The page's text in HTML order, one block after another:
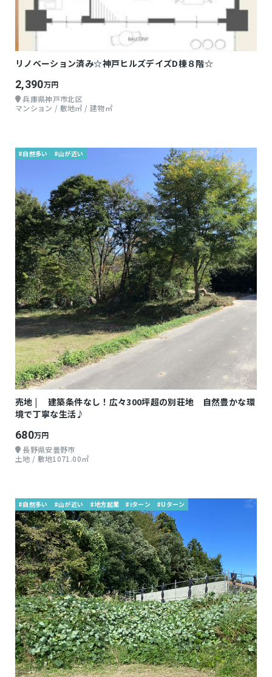
リノベーション済み☆神戸ヒルズデイズD棟８階☆
2,390万円
兵庫県神戸市北区
マンション / 敷地㎡ / 建物㎡
#自然多い #山が近い
売地 | 建築条件なし！広々300坪超の別荘地 自然豊かな環
境で丁寧な生活♪
680万円
長野県安曇野市
土地 / 敷地1071.00㎡
#自然多い #山が近い #地方起業 #iターン #Uターン